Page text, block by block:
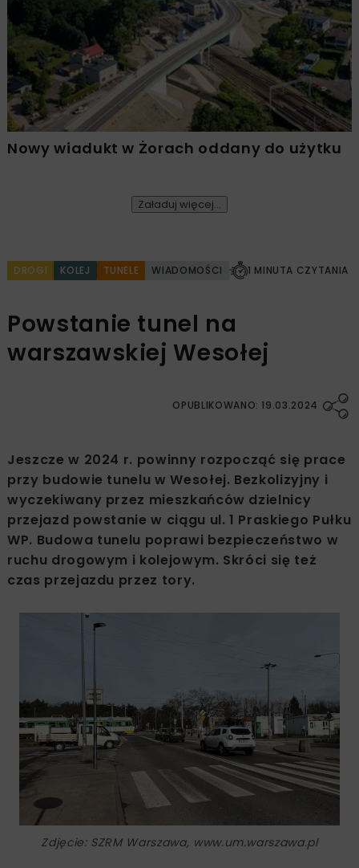
Nowy wiadukt w Żorach oddany do użytku
Załaduj więcej...
DROGI KOLEJ TUNELE WIADOMOŚCI 1 MINUTA CZYTANIA
Powstanie tunel na
warszawskiej Wesołej
OPUBLIKOWANO: 19.03.2024
Jeszcze w 2024 r. powinny rozpocząć się prace
przy budowie tunelu w Wesołej. Bezkolizyjny i
wyczekiwany przez mieszkańców dzielnicy
przejazd powstanie w ciągu ul. 1 Praskiego Pułku
WP. Budowa tunelu poprawi bezpieczeństwo w
ruchu drogowym i kolejowym. Skróci się też
czas przejazdu przez tory.
Zdjęcie: SZRM Warszawa, www.um.warszawa.pl